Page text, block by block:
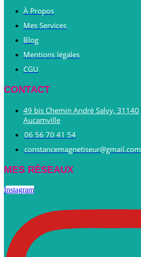
À Propos
Mes Services
Blog
Mentions légales
CGU
CONTACT
49 bis Chemin André Salvy, 31140
Aucamville
06 56 70 41 54
constancemagnetiseur@gmail.com
MES RÉSEAUX
Instagram